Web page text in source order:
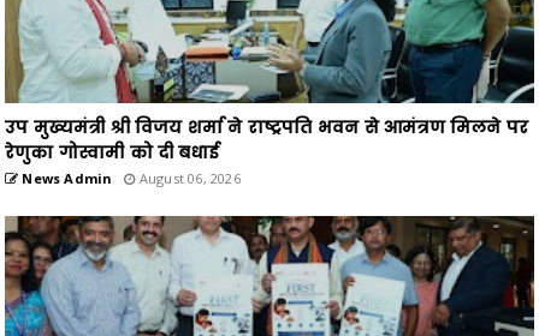
उप मुख्यमंत्री श्री विजय शर्मा ने राष्ट्रपति भवन से आमंत्रण मिलने पर
रेणुका गोस्वामी को दी बधाई
News Admin August 06, 2026